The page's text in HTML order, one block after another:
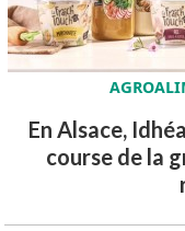
En Alsace,
course de la